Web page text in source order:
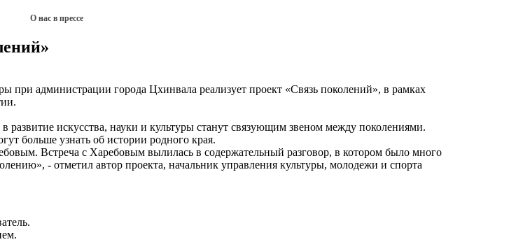
О нас в прессе
при администрации города Цхинвала реализует проект «Связь поколений», в рамках
искусства, науки и культуры станут связующим звеном между поколениями.
больше узнать об истории родного края.
Встреча с Харебовым вылилась в содержательный разговор, в котором было много
- отметил автор проекта, начальник управления культуры, молодежи и спорта